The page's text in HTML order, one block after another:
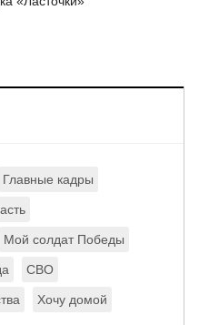
Главные кадры
Мой солдат Победы
СВО
Хочу домой